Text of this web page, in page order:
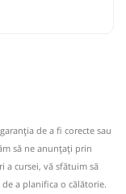
)
de a fi corecte sau
să ne anunțați prin
a cursei, vă sfătuim să
a planifica o călătorie.